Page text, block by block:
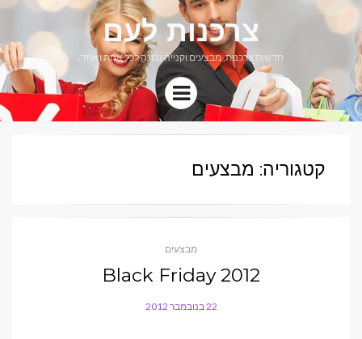
צרכנות לעם
חדשות צרכנות, מבצעים וקנייה נכונה לכל אחת ואחד.
Menu
קטגוריה: מבצעים
מבצעים
Black Friday 2012
POSTED
22 בנובמבר 2012